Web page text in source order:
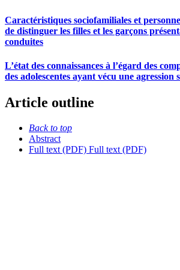
Caractéristiques sociofamiliales et
de distinguer les filles et les garçons
conduites
L’état des connaissances à l’égard des
des adolescentes ayant vécu une agression
Article outline
Back to top
Abstract
Full text (PDF) Full text (PDF)